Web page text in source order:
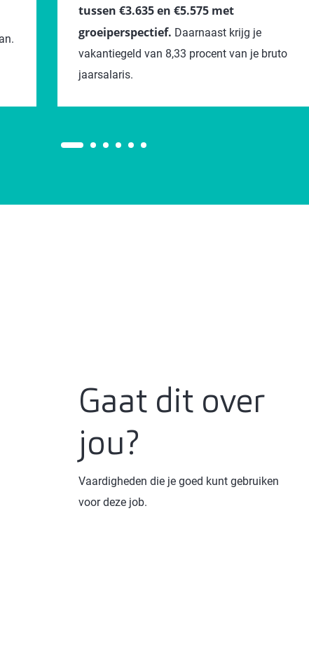
tussen €3.635 en €5.575 met
groeiperspectief. Daarnaast krijg je
vakantiegeld van 8,33 procent van je bruto
jaarsalaris.
Gaat dit over
jou?
Vaardigheden die je goed kunt gebruiken
voor deze job.